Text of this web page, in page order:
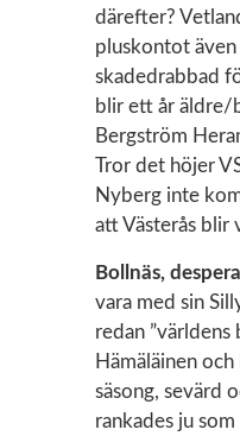
därefter?
pluskontot även
skadedrabbad
blir ett år äldre/
Bergström
Tror det höjer
Nyberg inte
att Västerås blir
Bollnäs,
vara med sin
redan ”världens
Hämäläinen
säsong, sevärd
rankades ju